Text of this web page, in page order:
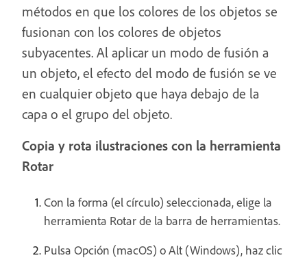
métodos en que los colores de los objetos se
fusionan con los colores de objetos
subyacentes. Al aplicar un modo de fusión a
un objeto, el efecto del modo de fusión se ve
en cualquier objeto que haya debajo de la
capa o el grupo del objeto.
Copia y rota ilustraciones con la herramienta
Rotar
Con la forma (el círculo) seleccionada, elige la
herramienta Rotar de la barra de herramientas.
Pulsa Opción (macOS) o Alt (Windows), haz clic